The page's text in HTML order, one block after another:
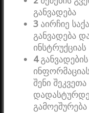
განვადება
3 აირჩიე
განვადება
ინსტრუქციას
4
შენი
გამოეშურება